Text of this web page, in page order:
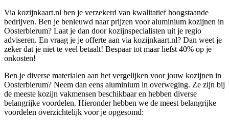
Via kozijnkaart.nl ben je verzekerd van kwalitatief hoogstaande
bedrijven. Ben je benieuwd naar prijzen voor aluminium kozijnen in
Oosterbierum? Laat je dan door kozijnspecialisten uit je regio
adviseren. En vraag je je offerte aan via kozijnkaart.nl? Dan weet je
zeker dat je niet te veel betaalt! Bespaar tot maar liefst 40% op je
onkosten!
Ben je diverse materialen aan het vergelijken voor jouw kozijnen in
Oosterbierum? Neem dan eens aluminium in overweging. Ze zijn bij
de meeste kozijn vakmensen beschikbaar en hebben diverse
belangrijke voordelen. Hieronder hebben we de meest belangrijke
voordelen overzichtelijk voor je opgesomd: